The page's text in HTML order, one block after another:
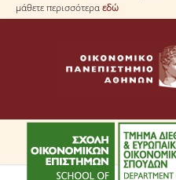
μάθετε περισσότεραεδώ